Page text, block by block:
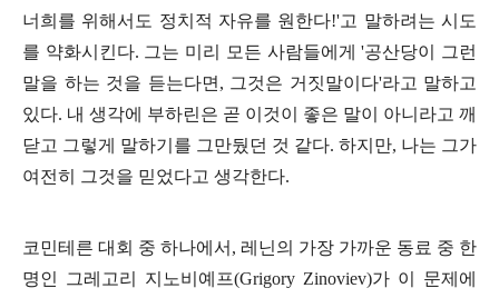
너희를 위해서도 정치적 자유를 원한다!'고 말하려는 시도
를 약화시킨다. 그는 미리 모든 사람들에게'공산당이 그런
말을 하는 것을 듣는다면 , 그것은 거짓말이다'라고 말하고
있다. 내 생각에 부하린은 곧 이것이 좋은 말이 아니라고 깨
닫고 그렇게 말하기를 그만뒀던 것 같다. 하지만, 나는 그가
여전히 그것을 믿었다고 생각한다.
코민테른 대회 중 하나에서 , 레닌의 가장 가까운 동료 중 한
명인 그레고리 지노비예프(Grigory Zinoviev)가 이 문제에